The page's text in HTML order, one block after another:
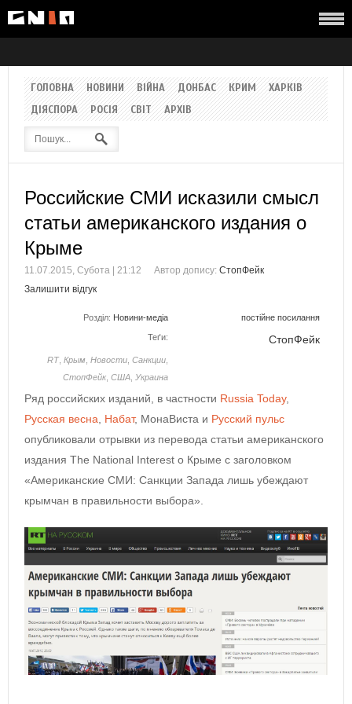
ГОЛОВНА НОВИНИ ВІЙНА ДОНБАС КРИМ
ХАРКІВ
ДІЯСПОРА
РОСІЯ СВІТ АРХІВ
Российские СМИ исказили смысл
статьи американского издания о
Крыме
11.07.2015, Субота | 21:12 Автор допису: СтопФейк
Залишити відгук
Розділ: Новини-медіа постійне посилання
Теґи:
RT, Крым Новости Санкции
СтопФейк США Украина
СтопФейк
Ряд российских изданий, в частности Russia Today,
Русская весна
Набат, МонаВиста и Русский пульс
опубликовали отрывки из перевода статьи американского
издания The National Interest о Крыме с заголовком
«Американские СМИ: Санкции Запада лишь убеждают
крымчан в правильности выбора».